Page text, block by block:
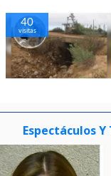
40
visitas
Espectáculos Y